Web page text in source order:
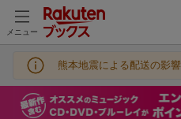
メニュー
熊本地震による配送の影